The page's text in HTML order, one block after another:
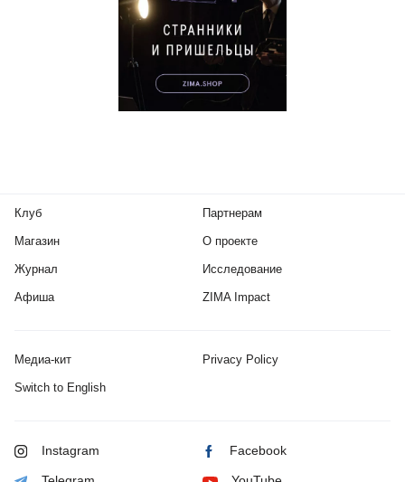
Клуб
Магазин
Журнал
Афиша
Партнерам
О проекте
Исследование
ZIMA Impact
Медиа-кит Privacy Policy
Switch to English
Instagram Facebook